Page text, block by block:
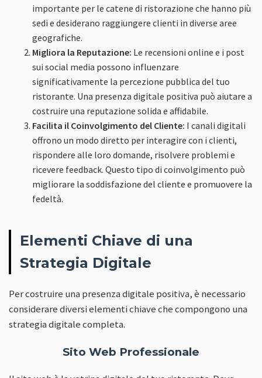
importante per le catene di ristorazione che hanno più
sedi e desiderano raggiungere clienti in diverse aree
geografiche.
Migliora la Reputazione: Le recensioni online e i post
sui social media possono influenzare
significativamente la percezione pubblica del tuo
ristorante. Una presenza digitale positiva può aiutare a
costruire una reputazione solida e affidabile.
Facilita il Coinvolgimento del Cliente: I canali digitali
offrono un modo diretto per interagire con i clienti,
rispondere alle loro domande, risolvere problemi e
ricevere feedback. Questo tipo di coinvolgimento può
migliorare la soddisfazione del cliente e promuovere la
fedeltà.
Elementi Chiave di una
Strategia Digitale
Per costruire una presenza digitale positiva, è necessario
considerare diversi elementi chiave che compongono una
strategia digitale completa.
Sito Web Professionale